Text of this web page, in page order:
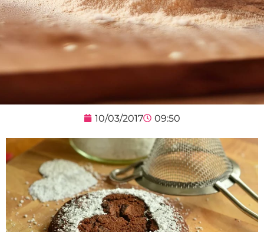
10/03/2017 09:50